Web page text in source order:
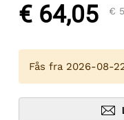
€ 64,05 €
Fås fra 2026-08-